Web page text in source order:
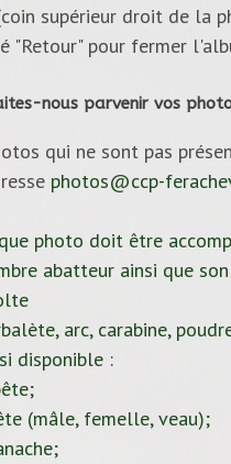
supérieur droit de la
"Retour" pour fermer
nous parvenir vos
qui ne sont pas
photos@ccp-
photo doit être
abatteur ainsi que
arc, carabine,
disponible :
(mâle, femelle, veau);